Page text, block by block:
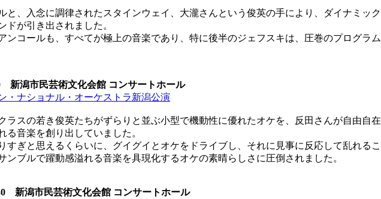
、入念に調律されたスタインウェイ、大瀧さんという俊英の手により、ダイナミック
ドが引き出されました。
コールも、すべてが極上の音楽であり、特に後半のジェフスキは、圧巻のプログラム
新潟市民芸術文化会館 コンサートホール
・ナショナル・オーケストラ新潟公演
スの若き俊英たちがずらりと並ぶ小型で機動性に優れたオケを、反田さんが自由自在
る音楽を創り出していました。
ぎと思えるくらいに、グイグイとオケをドライブし、それに見事に反応して乱れるこ
ンブルで躍動感溢れる音楽を具現化するオケの素晴らしさに圧倒されました。
新潟市民芸術文化会館 コンサートホール